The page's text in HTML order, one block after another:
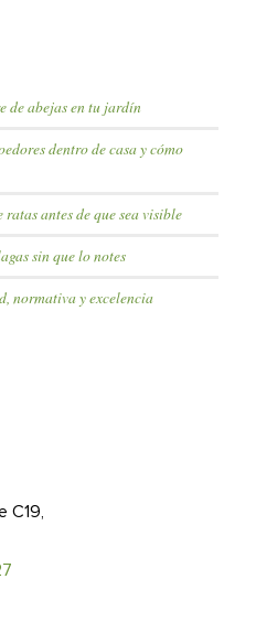
de abejas en tu jardín
dentro de casa y cómo
antes de que sea visible
sin que lo notes
normativa y excelencia
C19,